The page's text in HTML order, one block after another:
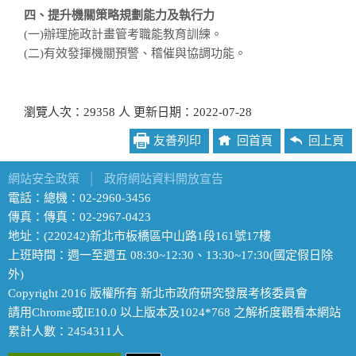
四、提升機關策略規劃能力及執行力
(一)辦理施政計畫管考職能教育訓練。
(二)有效發揮機關預警、稽催與協調功能。
瀏覽人次：29358 人 更新日期：2022-07-28
友善列印 回首頁 回上頁
網站安全政策
政府網站資料開放宣告
電話：總機：02-2960-3456
傳真：傳真：02-2967-0423
地址：(220242)新北市板橋區中山路1段161號17樓
上班時間：週一至週五 08:30~12:30、13:30~17:30(國定假日除
外)
Copyright 2016 版權所有 新北市政府研究發展考核委員會
請用Chrome或IE10.0 以上版本及1024*768 之解析度觀看本網站
累計人數：2454311人